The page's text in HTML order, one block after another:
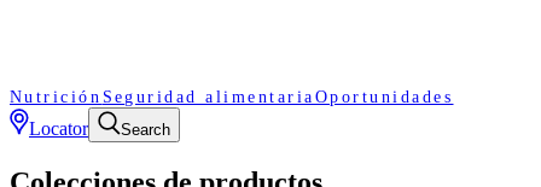
Nutrición Seguridad alimentaria Oportunidades
Locator Search